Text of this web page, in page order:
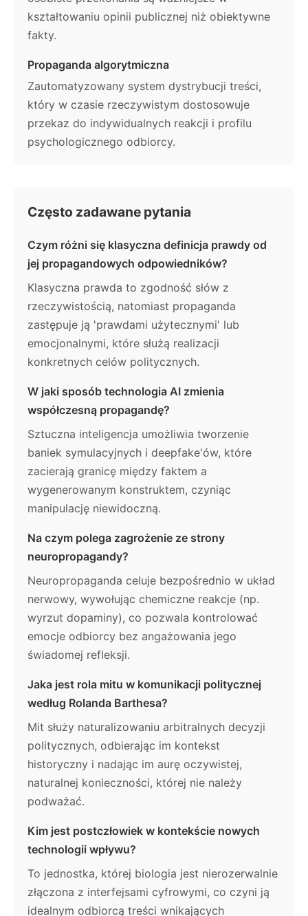
kształtowaniu opinii publicznej niż obiektywne
fakty.
Propaganda algorytmiczna
Zautomatyzowany system dystrybucji treści,
który w czasie rzeczywistym dostosowuje
przekaz do indywidualnych reakcji i profilu
psychologicznego odbiorcy.
Często zadawane pytania
Czym różni się klasyczna definicja prawdy od
jej propagandowych odpowiedników?
Klasyczna prawda to zgodność słów z
rzeczywistością, natomiast propaganda
zastępuje ją 'prawdami użytecznymi' lub
emocjonalnymi, które służą realizacji
konkretnych celów politycznych.
W jaki sposób technologia AI zmienia
współczesną propagandę?
Sztuczna inteligencja umożliwia tworzenie
baniek symulacyjnych i deepfake'ów, które
zacierają granicę między faktem a
wygenerowanym konstruktem, czyniąc
manipulację niewidoczną.
Na czym polega zagrożenie ze strony
neuropropagandy?
Neuropropaganda celuje bezpośrednio w układ
nerwowy, wywołując chemiczne reakcje (np.
wyrzut dopaminy), co pozwala kontrolować
emocje odbiorcy bez angażowania jego
świadomej refleksji.
Jaka jest rola mitu w komunikacji politycznej
według Rolanda Barthesa?
Mit służy naturalizowaniu arbitralnych decyzji
politycznych, odbierając im kontekst
historyczny i nadając im aurę oczywistej,
naturalnej konieczności, której nie należy
podważać.
Kim jest postczłowiek w kontekście nowych
technologii wpływu?
To jednostka, której biologia jest nierozerwalnie
złączona z interfejsami cyfrowymi, co czyni ją
idealnym odbiorcą treści wnikających